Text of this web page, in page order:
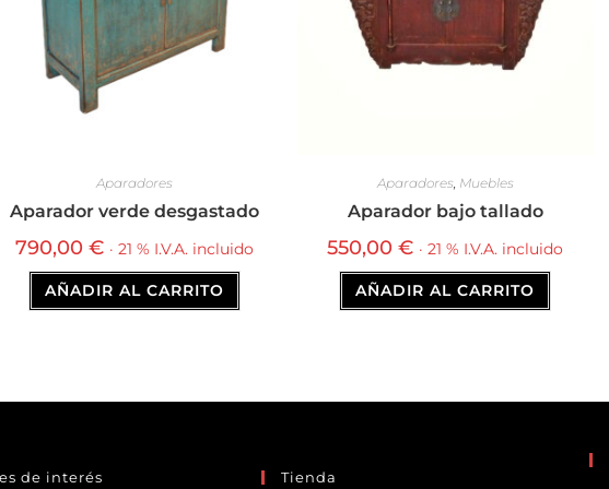
Aparadores
Aparador verde desgastado
790,00€ · 21 % I.V.A. incluido
AÑADIR AL CARRITO
Aparadores, Muebles
Aparador bajo tallado
550,00€ · 21 % I.V.A. incluido
AÑADIR AL CARRITO
de interés Tienda